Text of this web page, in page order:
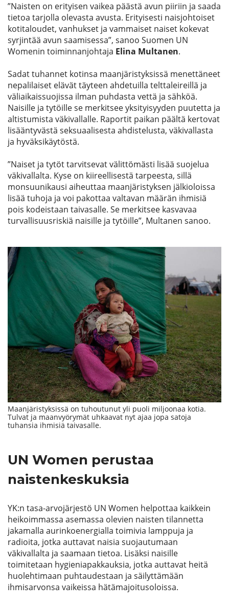
”Naisten on erityisen vaikea päästä avun piiriin ja saada
tietoa tarjolla olevasta avusta. Erityisesti naisjohtoiset
kotitaloudet, vanhukset ja vammaiset naiset kokevat
syrjintää avun saamisessa”, sanoo Suomen UN
Womenin toiminnanjohtaja Elina Multanen.
Sadat tuhannet kotinsa maanjäristyksissä menettäneet
nepalilaiset elävät täyteen ahdetuilla telttaleireillä ja
väliaikaissuojissa ilman puhdasta vettä ja sähköä.
Naisille ja tytöille se merkitsee yksityisyyden puutetta ja
altistumista väkivallalle. Raportit paikan päältä kertovat
lisääntyvästä seksuaalisesta ahdistelusta, väkivallasta
ja hyväksikäytöstä.
”Naiset ja tytöt tarvitsevat välittömästi lisää suojelua
väkivallalta. Kyse on kiireellisestä tarpeesta, sillä
monsuunikausi aiheuttaa maanjäristyksen jälkioloissa
lisää tuhoja ja voi pakottaa valtavan määrän ihmisiä
pois kodeistaan taivasalle. Se merkitsee kasvavaa
turvallisuusriskiä naisille ja tytöille”, Multanen sanoo.
Maanjäristyksissä on tuhoutunut yli puoli miljoonaa kotia.
Tulvat ja maanvyörymät uhkaavat nyt ajaa jopa satoja
tuhansia ihmisiä taivasalle.
UN Women perustaa
naistenkeskuksia
YK:n tasa-arvojärjestö UN Women helpottaa kaikkein
heikoimmassa asemassa olevien naisten tilannetta
jakamalla aurinkoenergialla toimivia lamppuja ja
radioita, jotka auttavat naisia suojautumaan
väkivallalta ja saamaan tietoa. Lisäksi naisille
toimitetaan hygieniapakkauksia, jotka auttavat heitä
huolehtimaan puhtaudestaan ja säilyttämään
ihmisarvonsa vaikeissa hätämajoitusoloissa.